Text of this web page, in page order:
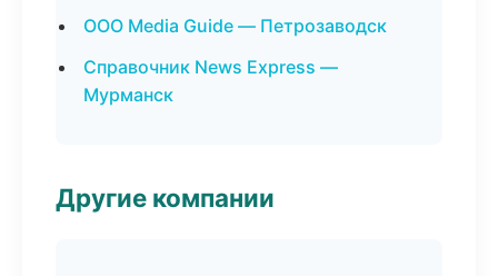
ООО Media Guide — Петрозаводск
Справочник News Express —
Мурманск
Другие компании